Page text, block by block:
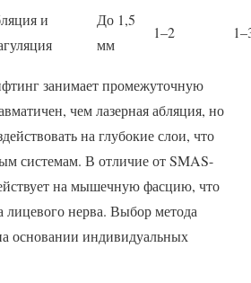
и
До 1,5
мм
1–2
занимает промежуточную
чем лазерная абляция, но
на глубокие слои, что
системам. В отличие от SMAS-
на мышечную фасцию, что
лицевого нерва. Выбор метода
основании индивидуальных